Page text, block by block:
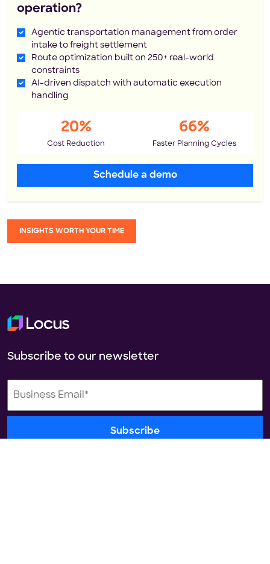
operation?
Agentic transportation management from order
intake to freight settlement
Route optimization built on 250+ real-world
constraints
AI-driven dispatch with automatic execution
handling
20%
Cost Reduction
66%
Faster Planning Cycles
Schedule a demo
INSIGHTS WORTH YOUR TIME
Subscribe to our newsletter